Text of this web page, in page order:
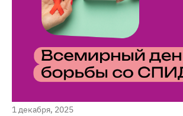
1 декабря, 2025